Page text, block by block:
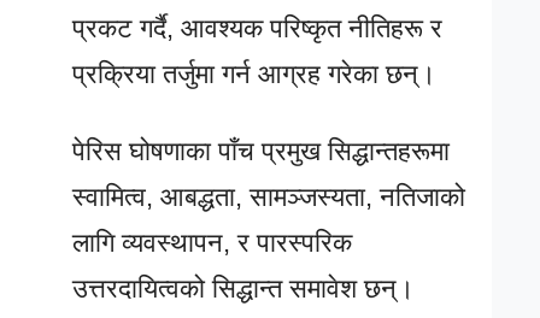
प्रकट गर्दै, आवश्यक परिष्कृत नीतिहरू र
प्रक्रिया तर्जुमा गर्न आग्रह गरेका छन्।
पेरिस घोषणाका पाँच प्रमुख सिद्धान्तहरूमा
स्वामित्व, आबद्धता, सामञ्जस्यता, नतिजाको
लागि व्यवस्थापन, र पारस्परिक
उत्तरदायित्वको सिद्धान्त समावेश छन्।